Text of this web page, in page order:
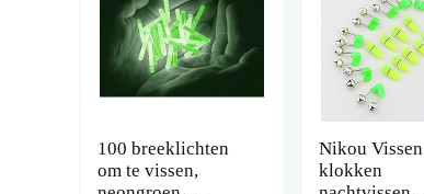
100 breeklichten
om te vissen,
Nikou Vissen
klokken